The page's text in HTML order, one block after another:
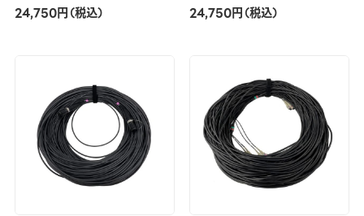
24,750円（税込） 24,750円（税込）